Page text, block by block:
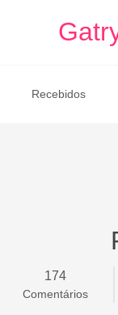
Recebidos
174
Comentários